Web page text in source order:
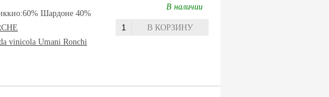
Шардоне 40%
vinicola Umani Ronchi
В наличии
В КОРЗИНУ